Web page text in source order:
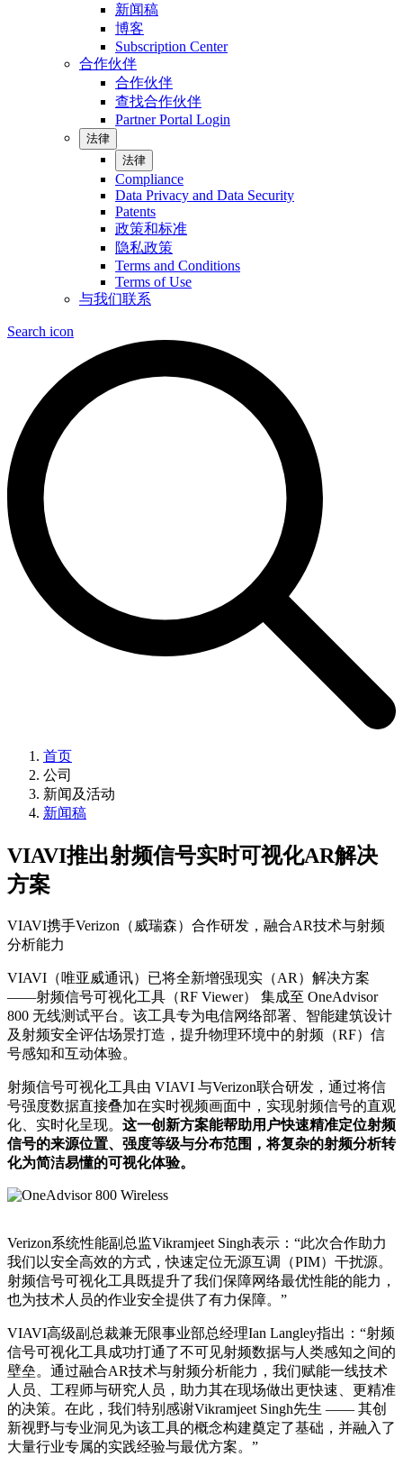
新闻稿
博客
Subscription Center
合作伙伴
合作伙伴
查找合作伙伴
Partner Portal Login
法律
法律
Compliance
Data Privacy and Data Security
Patents
政策和标准
隐私政策
Terms and Conditions
Terms of Use
与我们联系
Search icon
首页
公司
新闻及活动
新闻稿
VIAVI推出射频信号实时可视化AR解决
方案
VIAVI携手Verizon（威瑞森）合作研发，融合AR技术与射频
分析能力
VIAVI（唯亚威通讯）已将全新增强现实（AR）解决方案
——射频信号可视化工具（RF Viewer） 集成至 OneAdvisor
800 无线测试平台。该工具专为电信网络部署、智能建筑设计
及射频安全评估场景打造，提升物理环境中的射频（RF）信
号感知和互动体验。
射频信号可视化工具由 VIAVI 与Verizon联合研发，通过将信
号强度数据直接叠加在实时视频画面中，实现射频信号的直观
化、实时化呈现。 这一创新方案能帮助用户快速精准定位射频
信号的来源位置、强度等级与分布范围，将复杂的射频分析转
化为简洁易懂的可视化体验。
Verizon系统性能副总监Vikramjeet Singh表示：“此次合作助力
我们以安全高效的方式，快速定位无源互调（PIM）干扰源。
射频信号可视化工具既提升了我们保障网络最优性能的能力，
也为技术人员的作业安全提供了有力保障。”
VIAVI高级副总裁兼无限事业部总经理Ian Langley指出：“射频
信号可视化工具成功打通了不可见射频数据与人类感知之间的
壁垒。通过融合AR技术与射频分析能力，我们赋能一线技术
人员、工程师与研究人员，助力其在现场做出更快速、更精准
的决策。在此，我们特别感谢Vikramjeet Singh先生 —— 其创
新视野与专业洞见为该工具的概念构建奠定了基础，并融入了
大量行业专属的实践经验与最优方案。”